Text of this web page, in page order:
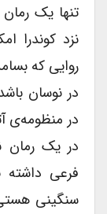
تنها یک
نزد کوندرا
روایی که
در نوسان
در منظومه‌ی
در یک رمان
فرعی داشته
سنگینی